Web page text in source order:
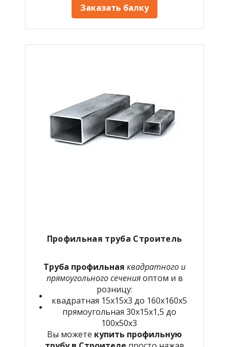
Заказать балку
Профильная труба Строитель
Труба профильная квадратного и
прямоугольного сеченияоптом и в
розницу:
квадратная 15х15х3 до 160х160х5
прямоугольная 30х15х1,5 до
100х50х3
Вы можете купить профильную